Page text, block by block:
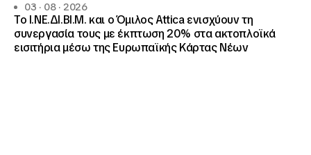
03 · 08 · 2026
Το Ι.ΝΕ.ΔΙ.ΒΙ.Μ. και o Όμιλος Attica ενισχύουν τη
συνεργασία τους με έκπτωση 20% στα ακτοπλοϊκά
εισιτήρια μέσω της Ευρωπαϊκής Κάρτας Νέων